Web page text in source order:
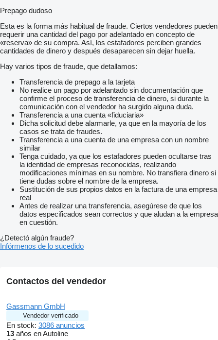
Prepago dudoso
Esta es la forma más habitual de fraude. Ciertos vendedores pueden
requerir una cantidad del pago por adelantado en concepto de
«reserva» de su compra. Así, los estafadores perciben grandes
cantidades de dinero y después desaparecen sin dejar huella.
Hay varios tipos de fraude, que detallamos:
Transferencia de prepago a la tarjeta
No realice un pago por adelantado sin documentación que
confirme el proceso de transferencia de dinero, si durante la
comunicación con el vendedor ha surgido alguna duda.
Transferencia a una cuenta «fiduciaria»
Dicha solicitud debe alarmarle, ya que en la mayoría de los
casos se trata de fraudes.
Transferencia a una cuenta de una empresa con un nombre
similar
Tenga cuidado, ya que los estafadores pueden ocultarse tras
la identidad de empresas reconocidas, realizando
modificaciones mínimas en su nombre. No transfiera dinero si
tiene dudas sobre el nombre de la empresa.
Sustitución de sus propios datos en la factura de una empresa
real
Antes de realizar una transferencia, asegúrese de que los
datos especificados sean correctos y que aludan a la empresa
en cuestión.
¿Detectó algún fraude?
Infórmenos de lo sucedido
Contactos del vendedor
Gassmann GmbH
Vendedor verificado
En stock: 3086 anuncios
13 años en Autoline